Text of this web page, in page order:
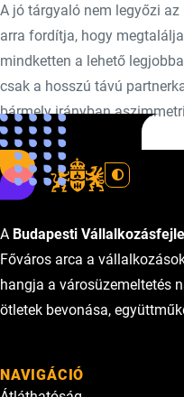
A jó tárgyaló nem legyőzi
arra fordítja, hogy
mindketten a lehető
csak a hosszú távú
bármely irányban
töréshez vezet.
A Budapesti
Főváros arca a
hangja a városüzemeltetés
ötletek bevonása,
NAVIGÁCIÓ